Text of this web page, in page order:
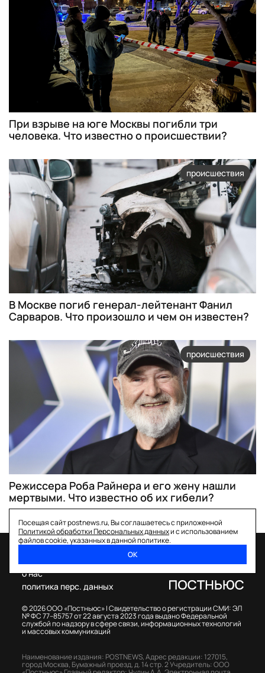
При взрыве на юге Москвы погибли три
человека. Что известно о происшествии?
происшествия
В Москве погиб генерал-лейтенант Фанил
Сарваров. Что произошло и чем он известен?
происшествия
Режиссера Роба Райнера и его жену нашли
мертвыми. Что известно об их гибели?
Посещая сайт postnews.ru, Вы соглашаетесь с приложенной
Политикой обработки Персональных данныхи с использованием
файлов cookie, указанных в данной политике.
ОК
© 2026 ООО «Постньюс» |Свидетельство о регистрации СМИ: ЭЛ
№ ФС 77–85757 от 22 августа 2023 года выдано Федеральной
службой по надзору в сфере связи, информационных технологий
и массовых коммуникаций
о нас
политика перс. данных
Наименование издания: POSTNEWS,Адрес редакции: 127015,
город Москва, Бумажный проезд, д. 14 стр. 2Учредитель: ООО